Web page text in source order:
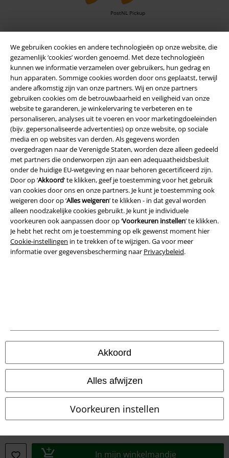
We gebruiken cookies en andere technologieën op onze website, die
gezamenlijk ‘cookies’ worden genoemd. Met deze technologieën
kunnen we informatie verzamelen over gebruikers, hun gedrag en
hun apparaten. Sommige cookies worden door ons geplaatst, terwijl
andere afkomstig zijn van onze partners. Wij en onze partners
gebruiken cookies om de betrouwbaarheid en veiligheid van onze
website te garanderen, je winkelervaring te verbeteren en te
personaliseren, analyses uit te voeren en voor marketingdoeleinden
(bijv. gepersonaliseerde advertenties) op onze website, op sociale
media en op websites van derden. Als gegevens worden
overgedragen naar de Verenigde Staten, worden deze alleen gedeeld
met partners die onderworpen zijn aan een adequaatheidsbesluit
onder de huidige EU-wetgeving en naar behoren gecertificeerd zijn.
Door op ‘Akkoord’ te klikken, geef je toestemming voor het gebruik
van cookies door ons en onze partners. Je kunt je toestemming ook
weigeren door op ‘Alles weigeren’ te klikken - in dat geval worden
alleen noodzakelijke cookies gebruikt. Je kunt je individuele
voorkeuren ook aanpassen door op ‘Voorkeuren instellen’ te klikken.
Je hebt het recht om je toestemming op elk gewenst moment hier
Cookie-instellingen in te trekken of te wijzigen. Ga voor meer
informatie over gegevensbescherming naar Privacybeleid.
Akkoord
Alles afwijzen
Voorkeuren instellen
In mijn winkelmandje
PostNL Pickup
large app
Download gratis de nieuwe large app en profiteer van alle nieuwe
functies en voordelen!
A Warner Music Group Company
Beveiliging
Bedrijfsgegevens
Verklaring van conformiteit